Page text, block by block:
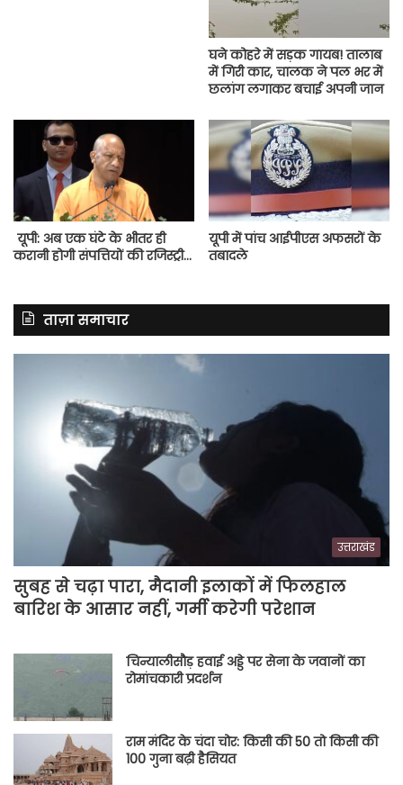
घने कोहरे में सड़क गायब! तालाब
में गिरी कार, चालक ने पल भर में
छलांग लगाकर बचाई अपनी जान
यूपी: अब एक घंटे के भीतर ही
करानी होगी संपत्तियों की रजिस्ट्री…
यूपी में पांच आईपीएस अफसरों के
तबादले
ताज़ा समाचार
उत्तराखंड
सुबह से चढ़ा पारा, मैदानी इलाकों में फिलहाल
बारिश के आसार नहीं, गर्मी करेगी परेशान
चिन्यालीसौड़ हवाई अड्डे पर सेना के जवानों का
रोमांचकारी प्रदर्शन
राम मंदिर के चंदा चोर: किसी की 50 तो किसी की
100 गुना बढ़ी हैसियत